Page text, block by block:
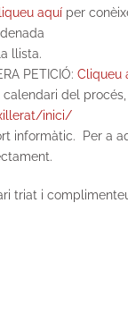
aquí per
llista.
PETICIÓ: Cliqueu
calendari del
inici/
informàtic. Per a
triat i